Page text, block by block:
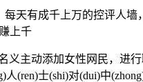
有成千上万的控评人墙
上千
主动添加女性网民，进
士(shi)对(dui)中(zhong)